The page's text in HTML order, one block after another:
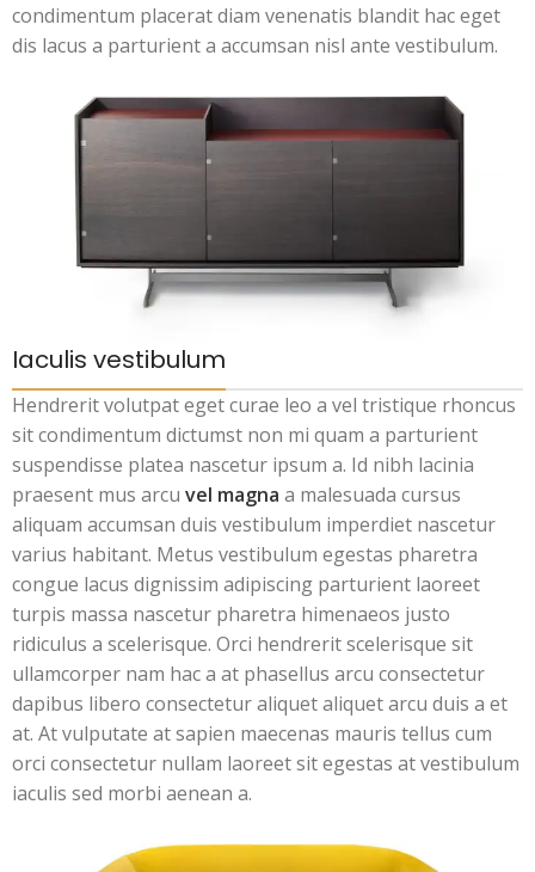
condimentum placerat diam venenatis blandit hac eget
dis lacus a parturient a accumsan nisl ante vestibulum.
Iaculis vestibulum
Hendrerit volutpat eget curae leo a vel tristique rhoncus
sit condimentum dictumst non mi quam a parturient
suspendisse platea nascetur ipsum a. Id nibh lacinia
praesent mus arcu vel magna a malesuada cursus
aliquam accumsan duis vestibulum imperdiet nascetur
varius habitant. Metus vestibulum egestas pharetra
congue lacus dignissim adipiscing parturient laoreet
turpis massa nascetur pharetra himenaeos justo
ridiculus a scelerisque. Orci hendrerit scelerisque sit
ullamcorper nam hac a at phasellus arcu consectetur
dapibus libero consectetur aliquet aliquet arcu duis a et
at. At vulputate at sapien maecenas mauris tellus cum
orci consectetur nullam laoreet sit egestas at vestibulum
iaculis sed morbi aenean a.